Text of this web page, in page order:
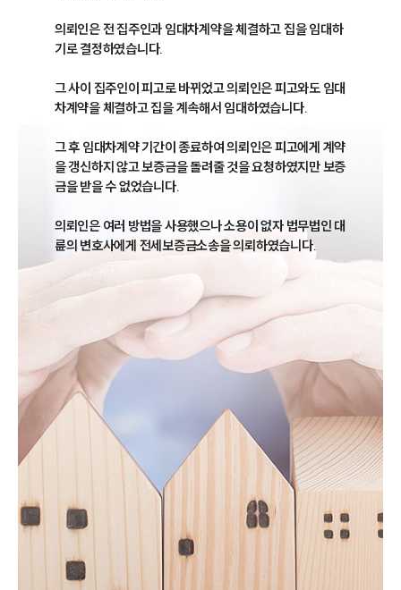
의뢰인은 전 집주인과 임대차계약을 체결하고 집을 임대하
기로 결정하였습니다.
그 사이 집주인이 피고로 바뀌었고 의뢰인은 피고와도 임대
차계약을 체결하고 집을 계속해서 임대하였습니다.
그 후 임대차계약 기간이 종료하여 의뢰인은 피고에게 계약
을 갱신하지 않고 보증금을 돌려줄 것을 요청하였지만 보증
금을 받을 수 없었습니다.
의뢰인은 여러 방법을 사용했으나 소용이 없자 법무법인 대
륜의 변호사에게 전세보증금소송을 의뢰하였습니다.